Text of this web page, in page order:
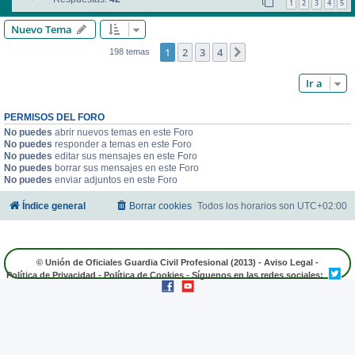
1 2 3 4 5
Nuevo Tema
198 temas 1 2 3 4
Ir a
PERMISOS DEL FORO
No puedes abrir nuevos temas en este Foro
No puedes responder a temas en este Foro
No puedes editar sus mensajes en este Foro
No puedes borrar sus mensajes en este Foro
No puedes enviar adjuntos en este Foro
Índice general Todos los horarios son UTC+02:00
Borrar cookies
© Unión de Oficiales Guardia Civil Profesional (2013) - Aviso Legal -
Política de Privacidad-Política de Cookies- Síguenos en las redes sociales: